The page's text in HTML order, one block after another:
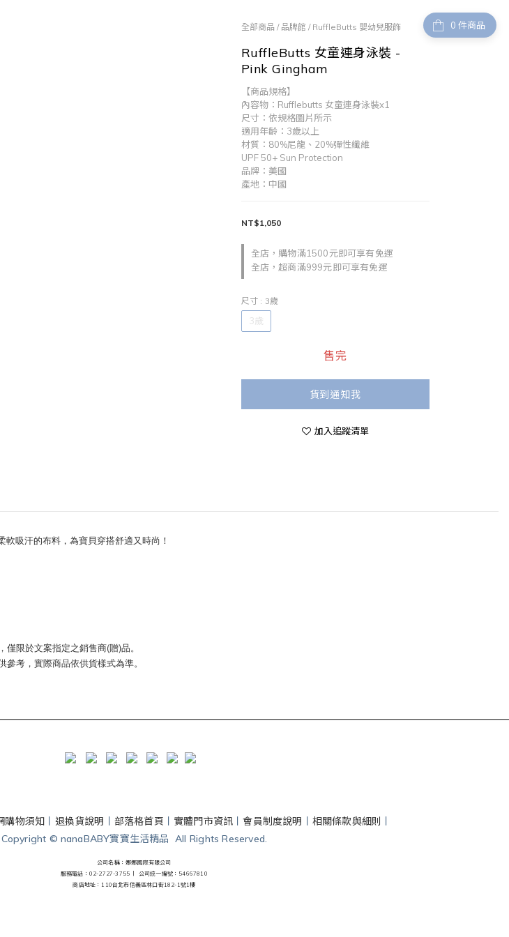
件商品
全部商品 / 品牌館 / RuffleButts 嬰幼兒服飾
RuffleButts 女童連身泳裝 -
Pink Gingham
【商品規格】
內容物：Rufflebutts 女童連身泳裝x1
尺寸：依規格圖片所示
適用年齡：3歲以上
材質：80%尼龍、20%彈性纖維
UPF 50+ Sun Protection
品牌：美國
產地：中國
全店，購物滿1500元即可享有免運
全店，超商滿999元即可享有免運
NT$1,050
尺寸 : 3歲
3歲
售完
貨到通知我
加入追蹤清單
吸汗的布料，為寶貝穿搭舒適又時尚！
限於文案指定之銷售商(贈)品。
考，實際商品依供貨樣式為準。
購物須知 退換貨說明 部落格首頁 實體門市資訊 丨會員制度說明 相關條款與細則
Copyright © nanaBABY寶寶生活精品 All Rights Reserved.
公司名稱：娜娜國際有限公司
服務電話：02-2727-3755 丨 公司統一編號：54667810
商店地址：110台北市信義區林口街182-1號1樓